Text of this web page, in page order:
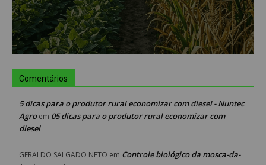
Comentários
5 dicas para o produtor rural economizar com diesel - Nuntec
Agroem 05 dicas para o produtor rural economizar com
diesel
GERALDO SALGADO NETO em Controle biológico da mosca-da-